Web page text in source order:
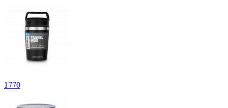
1770